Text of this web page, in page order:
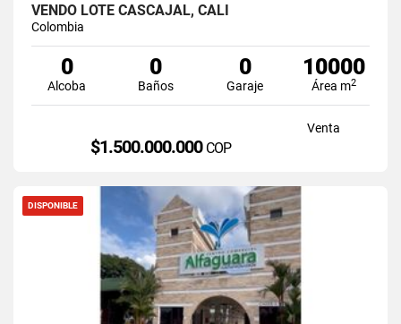
VENDO LOTE CASCAJAL, CALI
Colombia
0
Alcoba
0
Baños
0
Garaje
10000
Área m2
Venta
$1.500.000.000 COP
DISPONIBLE